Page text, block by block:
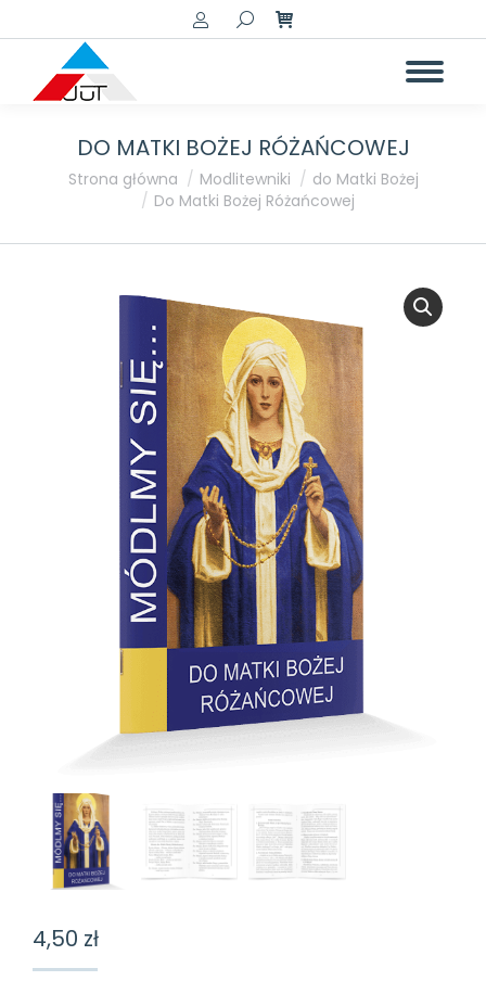
Szukaj:
DO MATKI BOŻEJ RÓŻAŃCOWEJ
Jesteś tutaj:
Strona główna Modlitewniki
do Matki Bożej
Do Matki Bożej Różańcowej
4,50 zł